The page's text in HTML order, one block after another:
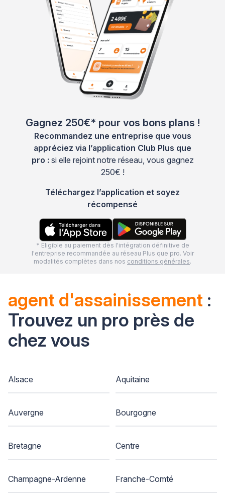
Gagnez 250€* pour vos bons plans !
Recommandez une entreprise que vous
appréciez via l’application Club Plus que
pro : si elle rejoint notre réseau, vous gagnez
250€ !
Téléchargez l’application et soyez
récompensé
* Eligible au paiement dès l'intégration définitive de
l'entreprise recommandée au réseau Plus que pro. Voir
modalités complètes dans nos conditions générales.
agent d'assainissement :
Trouvez un pro près de
chez vous
Alsace Aquitaine
Auvergne Bourgogne
Bretagne Centre
Champagne-Ardenne Franche-Comté